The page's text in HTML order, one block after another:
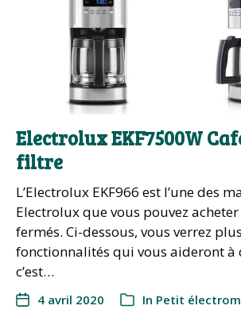
Electrolux EKF7500W
filtre
L’Electrolux EKF966 est l’une des
Electrolux que vous pouvez
fermés. Ci-dessous, vous verrez
fonctionnalités qui vous aideront à
c’est…
4 avril 2020 In Petit